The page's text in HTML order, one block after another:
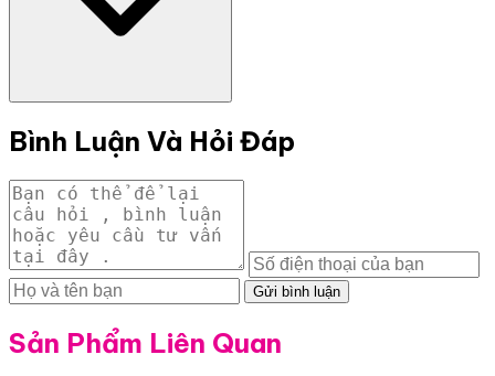
Bình Luận Và Hỏi Đáp
Gửi bình luận
Sản Phẩm Liên Quan